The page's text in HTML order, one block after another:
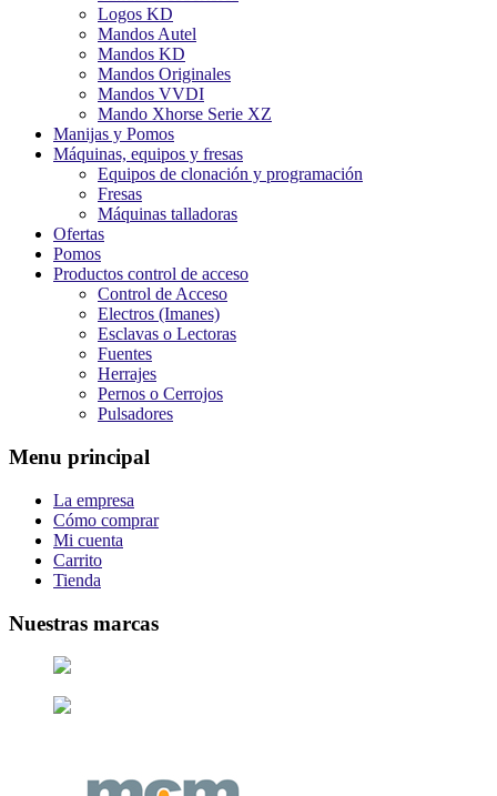
Logos KD
Mandos Autel
Mandos KD
Mandos Originales
Mandos VVDI
Mando Xhorse Serie XZ
Manijas y Pomos
Máquinas, equipos y fresas
Equipos de clonación y programación
Fresas
Máquinas talladoras
Ofertas
Pomos
Productos control de acceso
Control de Acceso
Electros (Imanes)
Esclavas o Lectoras
Fuentes
Herrajes
Pernos o Cerrojos
Pulsadores
Menu principal
La empresa
Cómo comprar
Mi cuenta
Carrito
Tienda
Nuestras marcas